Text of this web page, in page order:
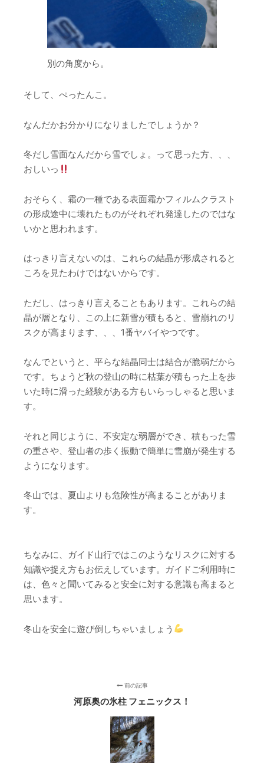
別の角度から。
そして、ぺったんこ。
なんだかお分かりになりましたでしょうか？
冬だし雪面なんだから雪でしょ。って思った方、、、
おしいっ
おそらく、霜の一種である表面霜かフィルムクラスト
の形成途中に壊れたものがそれぞれ発達したのではな
いかと思われます。
はっきり言えないのは、これらの結晶が形成されると
ころを見たわけではないからです。
ただし、はっきり言えることもあります。これらの結
晶が層となり、この上に新雪が積もると、雪崩れのリ
スクが高まります、、、1番ヤバイやつです。
なんでというと、平らな結晶同士は結合が脆弱だから
です。ちょうど秋の登山の時に枯葉が積もった上を歩
いた時に滑った経験がある方もいらっしゃると思いま
す。
それと同じように、不安定な弱層ができ、積もった雪
の重さや、登山者の歩く振動で簡単に雪崩が発生する
ようになります。
冬山では、夏山よりも危険性が高まることがありま
す。
ちなみに、ガイド山行ではこのようなリスクに対する
知識や捉え方もお伝えしています。ガイドご利用時に
は、色々と聞いてみると安全に対する意識も高まると
思います。
冬山を安全に遊び倒しちゃいましょう
前の記事
河原奥の氷柱 フェニックス！